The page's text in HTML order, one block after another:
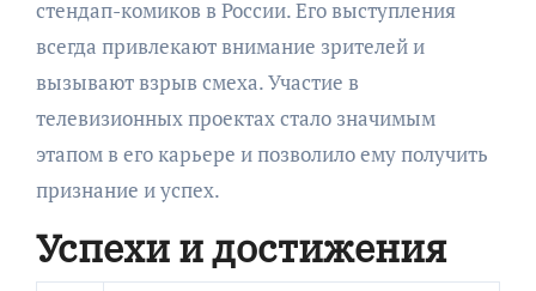
стендап-комиков в России. Его выступления
всегда привлекают внимание зрителей и
вызывают взрыв смеха. Участие в
телевизионных проектах стало значимым
этапом в его карьере и позволило ему получить
признание и успех.
Успехи и достижения